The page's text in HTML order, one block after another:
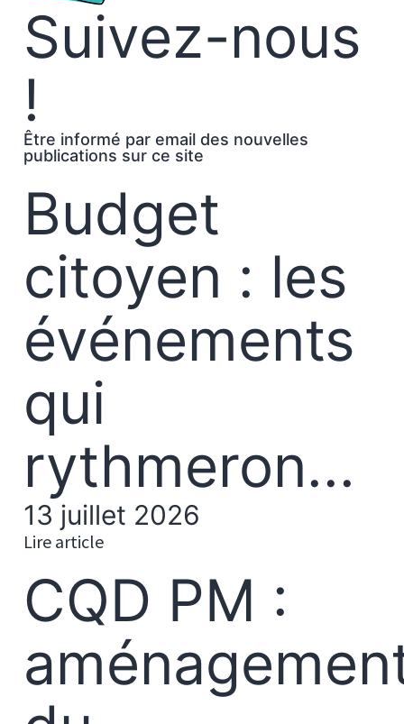
Suivez-nous
!
Être informé par email des nouvelles
publications sur ce site
Budget
citoyen : les
événements
qui
rythmeron...
13 juillet 2026
Lire article
CQD PM :